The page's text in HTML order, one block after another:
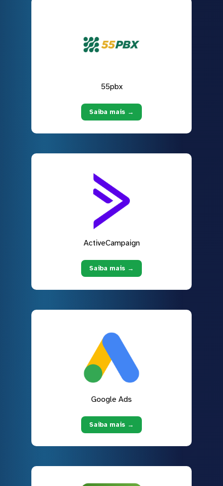
55pbx
Saiba mais →
ActiveCampaign
Saiba mais →
Google Ads
Saiba mais →